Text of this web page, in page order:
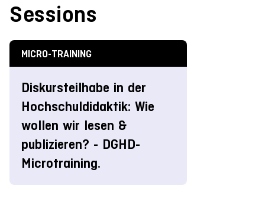
Sessions
MICRO-TRAINING
Diskursteilhabe in der
Hochschuldidaktik: Wie
wollen wir lesen &
publizieren? - DGHD-
Microtraining.